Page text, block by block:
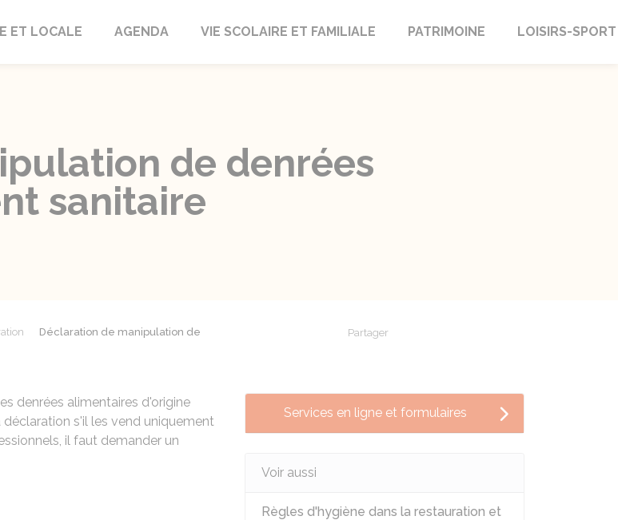
ET LOCALE AGENDA VIE SCOLAIRE ET FAMILIALE PATRIMOINE LOISIRS-SPORT
de denrées
sanitaire
Déclaration de manipulation de
Partager
denrées alimentaires d'origine
s'il les vend uniquement
il faut demander un
Services en ligne et formulaires
Voir aussi
Règles d'hygiène dans la restauration et